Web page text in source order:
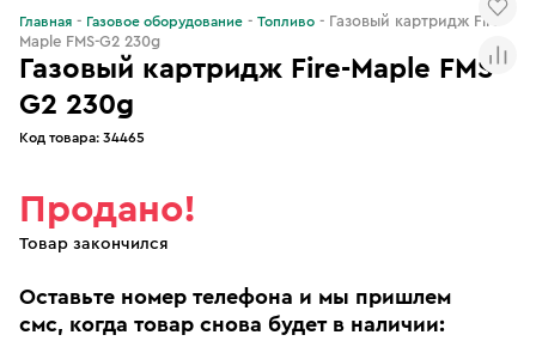
Газовый картридж Fire-Maple FMS-
G2 230g
Код товара: 34465
Главная Газовое оборудование Топливо
Газовый картридж Fire-
Maple FMS-G2 230g
Продано!
Товар закончился
Оставьте номер телефона и мы пришлем
смс, когда товар снова будет в наличии: